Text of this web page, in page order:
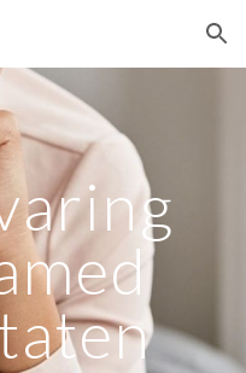
Skip to navigation